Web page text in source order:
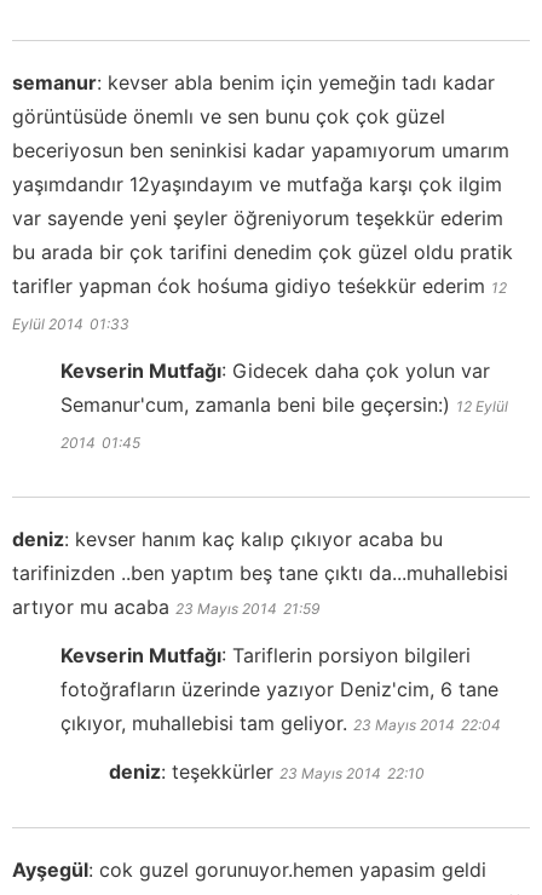
semanur: kevser abla benim için yemeğin tadı kadar
görüntüsüde önemlı ve sen bunu çok çok güzel
beceriyosun ben seninkisi kadar yapamıyorum umarım
yaşımdandır 12yaşındayım ve mutfağa karşı çok ilgim
var sayende yeni şeyler öğreniyorum teşekkür ederim
bu arada bir çok tarifini denedim çok güzel oldu pratik
tarifler yapman ćok hośuma gidiyo teśekkür ederim 12
Eylül 2014 01:33
Kevserin Mutfağı: Gidecek daha çok yolun var
Semanur'cum, zamanla beni bile geçersin:) 12 Eylül
2014 01:45
deniz: kevser hanım kaç kalıp çıkıyor acaba bu
tarifinizden ..ben yaptım beş tane çıktı da...muhallebisi
artıyor mu acaba 23 Mayıs 2014 21:59
Kevserin Mutfağı: Tariflerin porsiyon bilgileri
fotoğrafların üzerinde yazıyor Deniz'cim, 6 tane
çıkıyor, muhallebisi tam geliyor. 23 Mayıs 2014 22:04
deniz: teşekkürler 23 Mayıs 2014 22:10
Ayşegül: cok guzel gorunuyor.hemen yapasim geldi